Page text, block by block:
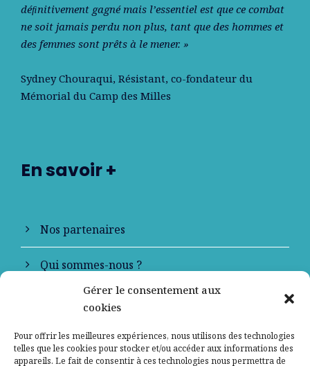
Gérer le consentement aux
cookies
Pour offrir les meilleures expériences, nous utilisons des technologies
telles que les cookies pour stocker et/ou accéder aux informations des
appareils. Le fait de consentir à ces technologies nous permettra de
déﬁnitivement gagné mais l’essentiel est que ce combat
ne soit jamais perdu non plus, tant que des hommes et
des femmes sont prêts à le mener. »
Sydney Chouraqui, Résistant, co-fondateur du
Mémorial du Camp des Milles
En savoir +
Nos partenaires
Qui sommes-nous ?
Contactez-nous
Mentions légales